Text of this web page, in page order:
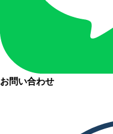
お問い合わせ